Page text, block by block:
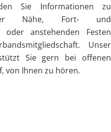
Sie Informationen zu
Nähe, Fort- und
oder anstehenden Festen
Unser
Sie gern bei offenen
von Ihnen zu hören.